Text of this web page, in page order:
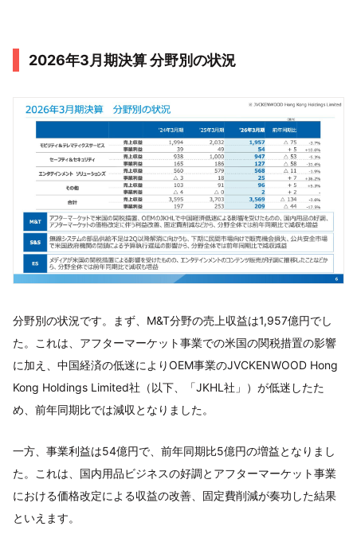
2026年3月期決算 分野別の状況
分野別の状況です。まず、M&T分野の売上収益は1,957億円でし
た。これは、アフターマーケット事業での米国の関税措置の影響
に加え、中国経済の低迷によりOEM事業のJVCKENWOOD Hong
Kong Holdings Limited社（以下、「JKHL社」）が低迷したた
め、前年同期比では減収となりました。
一方、事業利益は54億円で、前年同期比5億円の増益となりまし
た。これは、国内用品ビジネスの好調とアフターマーケット事業
における価格改定による収益の改善、固定費削減が奏功した結果
といえます。